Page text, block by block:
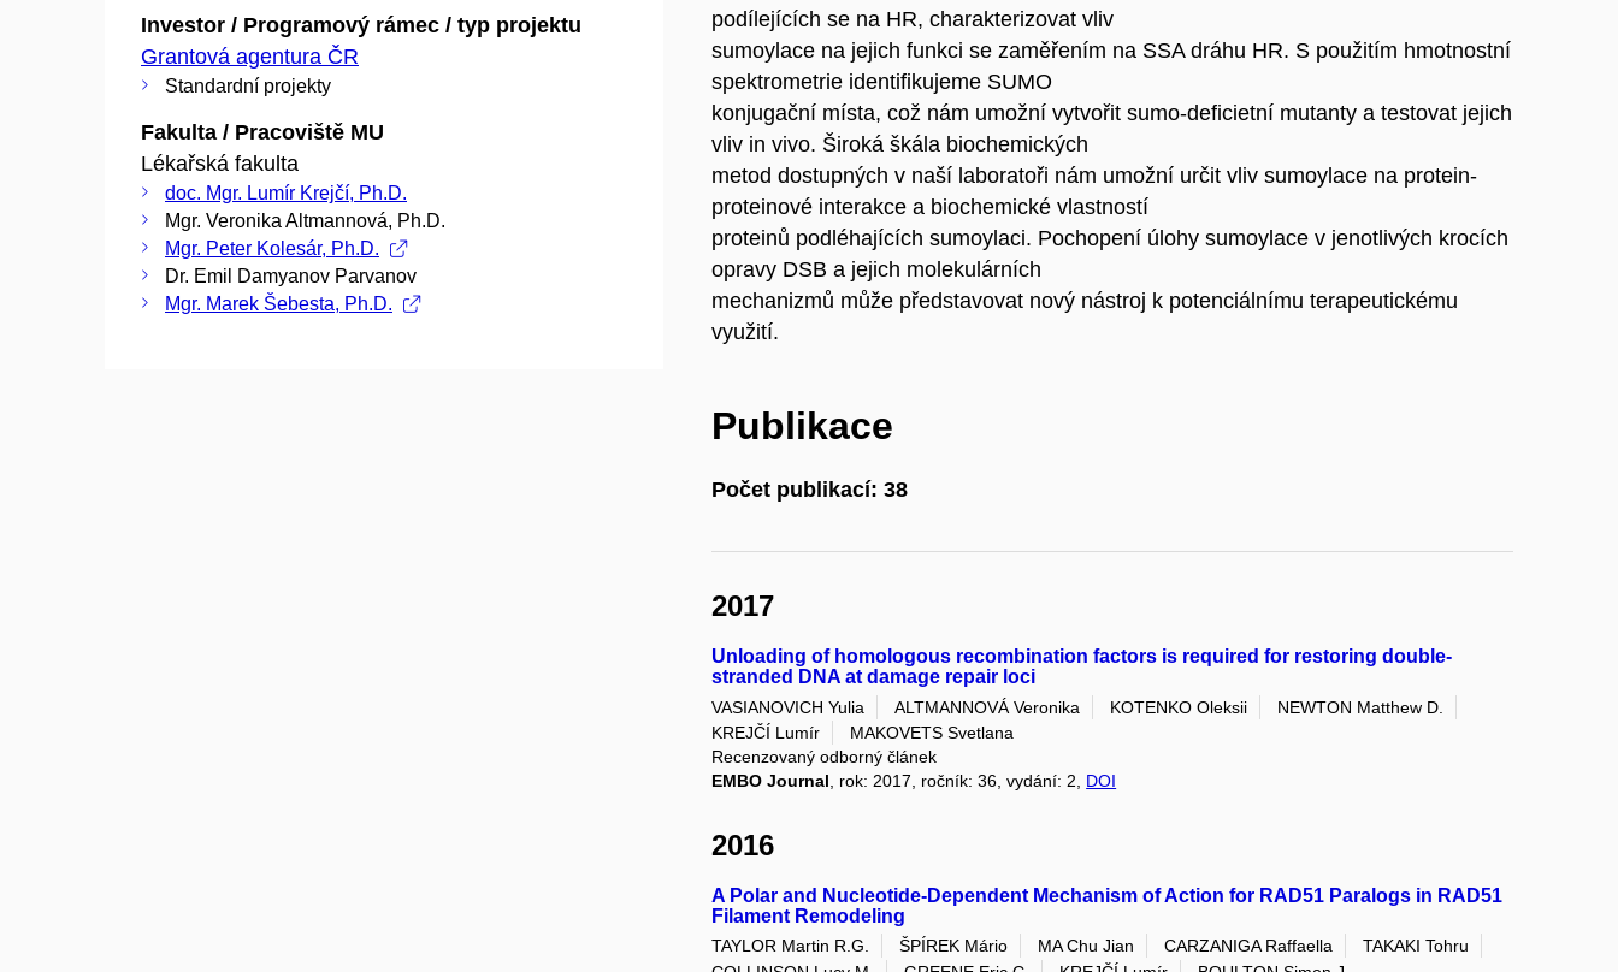
Investor / Programový rámec / typ projektu
Grantová agentura ČR
Standardní projekty
Fakulta / Pracoviště MU
Lékařská fakulta
doc. Mgr. Lumír Krejčí, Ph.D.
Mgr. Veronika Altmannová, Ph.D.
Mgr. Peter Kolesár, Ph.D.
Dr. Emil Damyanov Parvanov
Mgr. Marek Šebesta, Ph.D.
podílejících se na HR, charakterizovat vliv
sumoylace na jejich funkci se zaměřením na SSA dráhu HR. S použitím hmotnostní
spektrometrie identifikujeme SUMO
konjugační místa, což nám umožní vytvořit sumo-deficietní mutanty a testovat jejich
vliv in vivo. Široká škála biochemických
metod dostupných v naší laboratoři nám umožní určit vliv sumoylace na protein-
proteinové interakce a biochemické vlastností
proteinů podléhajících sumoylaci. Pochopení úlohy sumoylace v jenotlivých krocích
opravy DSB a jejich molekulárních
mechanizmů může představovat nový nástroj k potenciálnímu terapeutickému
využití.
Publikace
Počet publikací: 38
2017
Unloading of homologous recombination factors is required for restoring double-
stranded DNA at damage repair loci
VASIANOVICH Yulia ALTMANNOVÁ Veronika KOTENKO Oleksii
NEWTON Matthew D.
KREJČÍ Lumír
MAKOVETS Svetlana
Recenzovaný odborný článek
EMBO Journal , rok: 2017, ročník: 36, vydání: 2, DOI
2016
A Polar and Nucleotide-Dependent Mechanism of Action for RAD51 Paralogs in RAD51
Filament Remodeling
TAYLOR Martin R.G. ŠPÍREK Mário MA Chu Jian CARZANIGA Raffaella
TAKAKI Tohru